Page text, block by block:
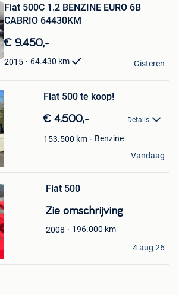
Fiat 500C 1.2 BENZINE EURO 6B
CABRIO 64430KM
€ 9.450,-
2015 64.430 km Gisteren
Fiat 500 te koop!
€ 4.500,- Details
153.500 km
Benzine
Vandaag
Fiat 500
Zie omschrijving
2008 196.000 km
4 aug 26